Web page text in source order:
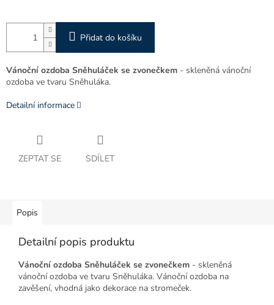
Přidat do košíku
Vánoční ozdoba Sněhuláček se zvonečkem - skleněná vánoční
ozdoba ve tvaru Sněhuláka.
Detailní informace
ZEPTAT SE SDÍLET
Popis
Detailní popis produktu
Vánoční ozdoba Sněhuláček se zvonečkem - skleněná
vánoční ozdoba ve tvaru Sněhuláka. Vánoční ozdoba na
zavěšení, vhodná jako dekorace na stromeček.